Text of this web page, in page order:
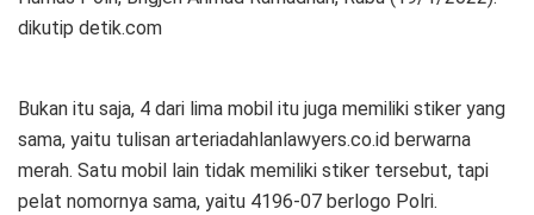
dikutip detik.com
Bukan itu saja, 4 dari lima mobil itu juga memiliki stiker yang
sama, yaitu tulisan arteriadahlanlawyers.co.id berwarna
merah. Satu mobil lain tidak memiliki stiker tersebut, tapi
pelat nomornya sama, yaitu 4196-07 berlogo Polri.